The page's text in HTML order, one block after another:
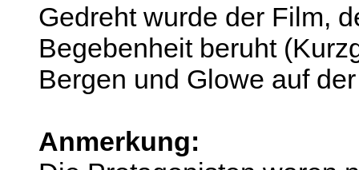
Gedreht wurde der Film,
Begebenheit beruht
Bergen und Glowe auf
Anmerkung: